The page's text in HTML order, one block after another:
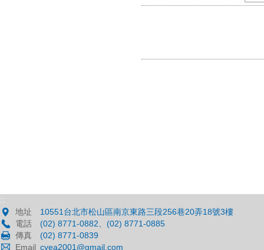
:::
地址
10551台北市松山區南京東路三段256巷20弄18號3樓
電話
(02) 8771-0882、(02) 8771-0885
傳真
(02) 8771-0839
Email cyea2001@gmail.com